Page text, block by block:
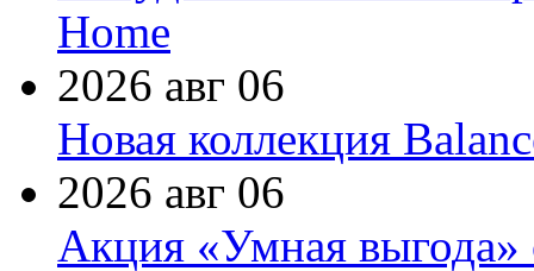
Home
2026 авг 06
Новая коллекция
2026 авг 06
Акция «Умная выгода»